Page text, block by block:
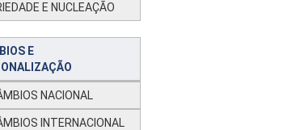
E NUCLEAÇÃO
E
NACIONAL
INTERNACIONAL